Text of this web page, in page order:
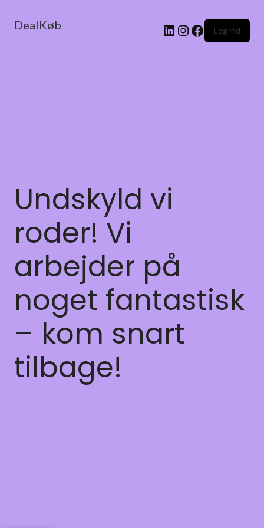
DealKøb Log ind
Undskyld vi
roder! Vi
arbejder på
noget fantastisk
– kom snart
tilbage!